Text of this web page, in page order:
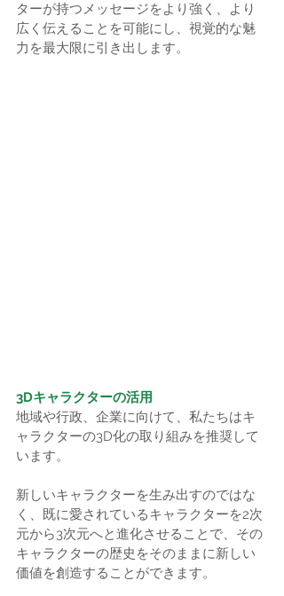
ターが持つメッセージをより強く、より
広く伝えることを可能にし、視覚的な魅
力を最大限に引き出します。
3Dキャラクターの活用
地域や行政、企業に向けて、私たちはキ
ャラクターの3D化の取り組みを推奨して
います。
新しいキャラクターを生み出すのではな
く、既に愛されているキャラクターを2次
元から3次元へと進化させることで、その
キャラクターの歴史をそのままに新しい
価値を創造することができます。